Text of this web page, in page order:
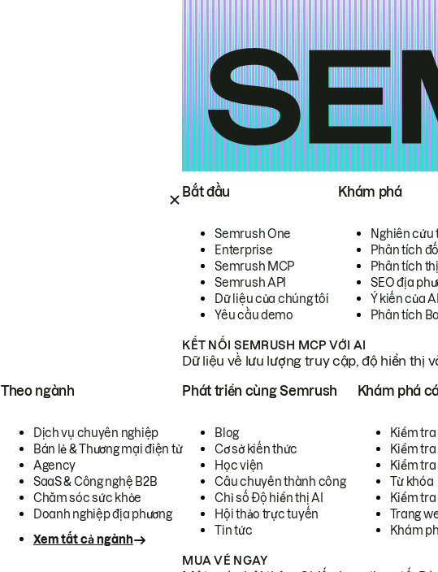
Bắt đầu
Semrush One
Enterprise
Semrush MCP
Semrush API
Dữ liệu của chúng tôi
Yêu cầu demo
Khám phá
Nghiên cứu
Phân tích
Phân tích
SEO địa
Ý kiến của
Phân tích
KẾT NỐI SEMRUSH MCP VỚI AI
Dữ liệu về lưu lượng truy cập, độ hiển thị
Theo ngành
Dịch vụ chuyên nghiệp
Bán lẻ & Thương mại điện tử
Agency
SaaS & Công nghệ B2B
Chăm sóc sức khỏe
Doanh nghiệp địa phương
Xem tất cả ngành
Phát triển cùng Semrush
Blog
Cơ sở kiến thức
Học viện
Câu chuyên thành công
Chỉ số Độ hiển thị AI
Hội thảo trực tuyến
Tin tức
Khám phá
Kiểm
Kiểm tra
Kiểm
Từ khóa
Kiểm
Trang
Khám
MUA VÉ NGAY